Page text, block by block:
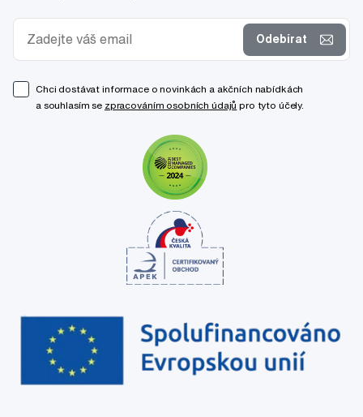
Odebírat
Chci dostávat informace o novinkách a akčních nabídkách
a souhlasím se zpracováním osobních údajů pro tyto účely.